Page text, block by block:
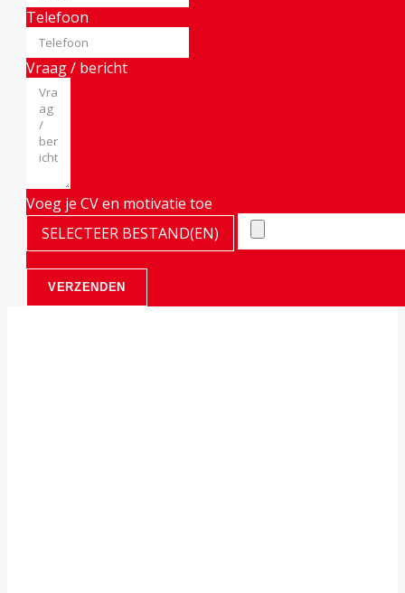
Telefoon
Vraag / bericht
Voeg je CV en motivatie toe
SELECTEER BESTAND(EN)
VERZENDEN